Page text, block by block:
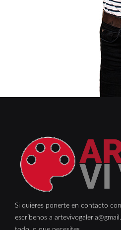
Si quieres ponerte en contacto
escríbenos a